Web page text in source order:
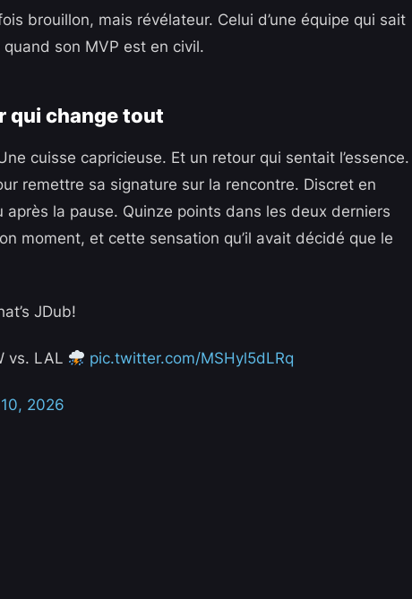
brouillon, mais révélateur. Celui d’une équipe qui sait
son MVP est en civil.
qui change tout
cuisse capricieuse. Et un retour qui sentait l’essence.
remettre sa signature sur la rencontre. Discret en
la pause. Quinze points dans les deux derniers
moment, et cette sensation qu’il avait décidé que le
JDub!
vs. LAL pic.twitter.com/MSHyl5dLRq
2026